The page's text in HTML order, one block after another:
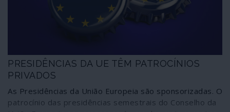
PRESIDÊNCIAS DA UE TÊM PATROCÍNIOS
PRIVADOS
As Presidências da União Europeia são sponsorizadas. O
patrocínio das presidências semestrais do Conselho da